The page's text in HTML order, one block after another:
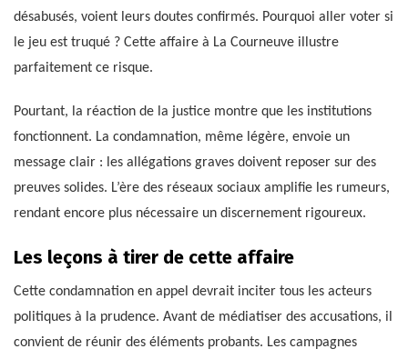
désabusés, voient leurs doutes confirmés. Pourquoi aller voter si
le jeu est truqué ? Cette affaire à La Courneuve illustre
parfaitement ce risque.
Pourtant, la réaction de la justice montre que les institutions
fonctionnent. La condamnation, même légère, envoie un
message clair : les allégations graves doivent reposer sur des
preuves solides. L’ère des réseaux sociaux amplifie les rumeurs,
rendant encore plus nécessaire un discernement rigoureux.
Les leçons à tirer de cette affaire
Cette condamnation en appel devrait inciter tous les acteurs
politiques à la prudence. Avant de médiatiser des accusations, il
convient de réunir des éléments probants. Les campagnes